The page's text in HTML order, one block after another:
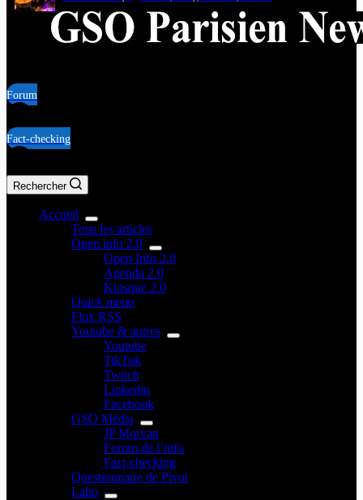
Forum
Fact-checking
Rechercher
Accueil
Tous les articles
Open info 2.0
Open Info 2.0
Agenda 2.0
Kiosque 2.0
Quick menu
Flux RSS
Youtube & autres
Youtube
TikTok
Twitch
Linkedin
Facebook
GSO Média
JP Morvan
Forum de l’info
Fact-checking
Questionnaire de Pivot
Labo